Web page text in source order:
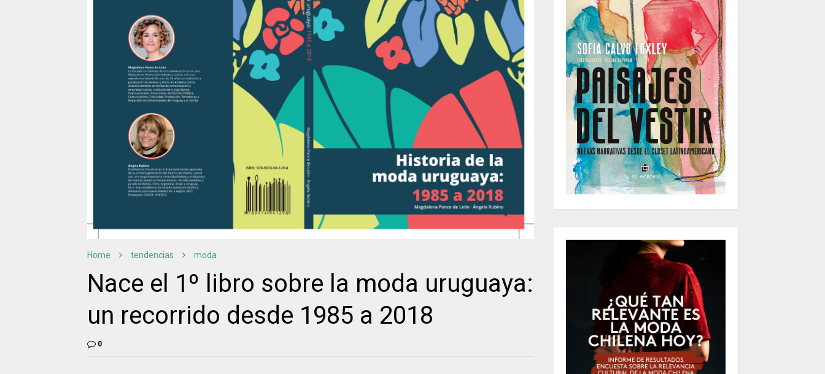
Home tendencias moda
Nace el 1º libro sobre la moda uruguaya:
un recorrido desde 1985 a 2018
0